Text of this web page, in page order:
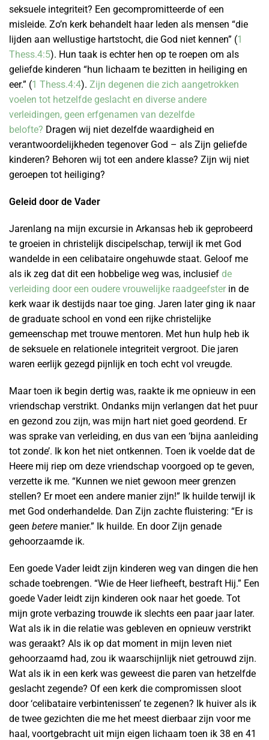
seksuele integriteit? Een gecompromitteerde of een
misleide. Zo’n kerk behandelt haar leden als mensen “die
lijden aan wellustige hartstocht, die God niet kennen” (1
Thess.4:5). Hun taak is echter hen op te roepen om als
geliefde kinderen “hun lichaam te bezitten in heiliging en
eer.” (1 Thess.4:4). Zijn degenen die zich aangetrokken
voelen tot hetzelfde geslacht en diverse andere
verleidingen, geen erfgenamen van dezelfde
belofte? Dragen wij niet dezelfde waardigheid en
verantwoordelijkheden tegenover God – als Zijn geliefde
kinderen? Behoren wij tot een andere klasse? Zijn wij niet
geroepen tot heiliging?
Geleid door de Vader
Jarenlang na mijn excursie in Arkansas heb ik geprobeerd
te groeien in christelijk discipelschap, terwijl ik met God
wandelde in een celibataire ongehuwde staat. Geloof me
als ik zeg dat dit een hobbelige weg was, inclusief de
verleiding door een oudere vrouwelijke raadgeefster in de
kerk waar ik destijds naar toe ging. Jaren later ging ik naar
de graduate school en vond een rijke christelijke
gemeenschap met trouwe mentoren. Met hun hulp heb ik
de seksuele en relationele integriteit vergroot. Die jaren
waren eerlijk gezegd pijnlijk en toch echt vol vreugde.
Maar toen ik begin dertig was, raakte ik me opnieuw in een
vriendschap verstrikt. Ondanks mijn verlangen dat het puur
en gezond zou zijn, was mijn hart niet goed geordend. Er
was sprake van verleiding, en dus van een ‘bijna aanleiding
tot zonde’. Ik kon het niet ontkennen. Toen ik voelde dat de
Heere mij riep om deze vriendschap voorgoed op te geven,
verzette ik me. “Kunnen we niet gewoon meer grenzen
stellen? Er moet een andere manier zijn!” Ik huilde terwijl ik
met God onderhandelde. Dan Zijn zachte fluistering: “Er is
geen betere manier.” Ik huilde. En door Zijn genade
gehoorzaamde ik.
Een goede Vader leidt zijn kinderen weg van dingen die hen
schade toebrengen. “Wie de Heer liefheeft, bestraft Hij.” Een
goede Vader leidt zijn kinderen ook naar het goede. Tot
mijn grote verbazing trouwde ik slechts een paar jaar later.
Wat als ik in die relatie was gebleven en opnieuw verstrikt
was geraakt? Als ik op dat moment in mijn leven niet
gehoorzaamd had, zou ik waarschijnlijk niet getrouwd zijn.
Wat als ik in een kerk was geweest die paren van hetzelfde
geslacht zegende? Of een kerk die compromissen sloot
door ‘celibataire verbintenissen’ te zegenen? Ik huiver als ik
de twee gezichten die me het meest dierbaar zijn voor me
haal, voortgebracht uit mijn eigen lichaam toen ik 38 en 41